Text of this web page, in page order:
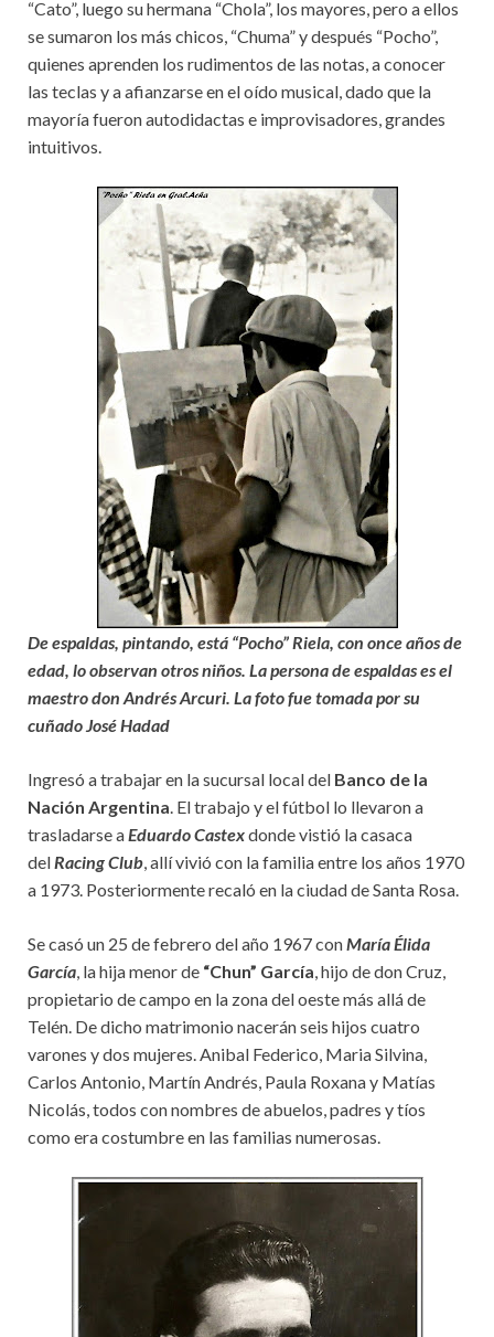
“Cato”, luego su hermana “Chola”, los mayores, pero a ellos
se sumaron los más chicos, “Chuma” y después “Pocho”,
quienes aprenden los rudimentos de las notas, a conocer
las teclas y a afianzarse en el oído musical, dado que la
mayoría fueron autodidactas e improvisadores, grandes
intuitivos.
De espaldas, pintando, está “Pocho” Riela, con once años de
edad, lo observan otros niños. La persona de espaldas es el
maestro don Andrés Arcuri. La foto fue tomada por su
cuñado José Hadad
Ingresó a trabajar en la sucursal local del Banco de la
Nación Argentina. El trabajo y el fútbol lo llevaron a
trasladarse aEduardo Castexdonde vistió la casaca
delRacing Club, allí vivió con la familia entre los años 1970
a 1973. Posteriormente recaló en la ciudad de Santa Rosa.
Se casó un 25 de febrero del año 1967 conMaría Élida
García, la hija menor de “Chun” García, hijo de don Cruz,
propietario de campo en la zona del oeste más allá de
Telén. De dicho matrimonio nacerán seis hijos cuatro
varones y dos mujeres. Anibal Federico, Maria Silvina,
Carlos Antonio, Martín Andrés, Paula Roxana y Matías
Nicolás, todos con nombres de abuelos, padres y tíos
como era costumbre en las familias numerosas.